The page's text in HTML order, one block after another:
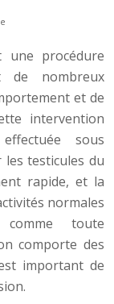
une procédure
de nombreux
et de
intervention
sous
testicules du
rapide, et la
normales
toute
comporte des
important de